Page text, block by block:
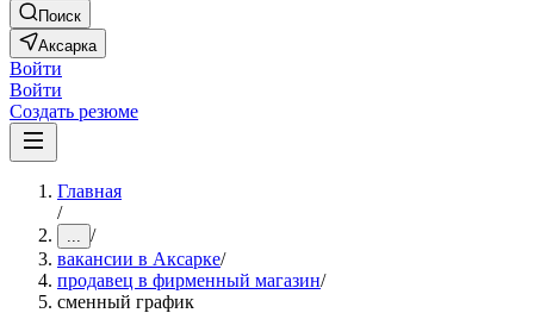
Поиск
Аксарка
Войти
Войти
Создать резюме
Главная
/
... /
вакансии в Аксарке/
продавец в фирменный магазин/
сменный график